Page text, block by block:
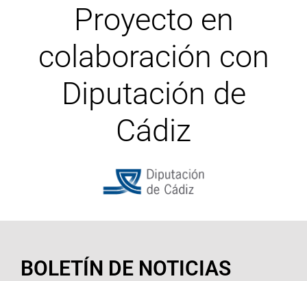
Proyecto en
colaboración con
Diputación de
Cádiz
BOLETÍN DE NOTICIAS